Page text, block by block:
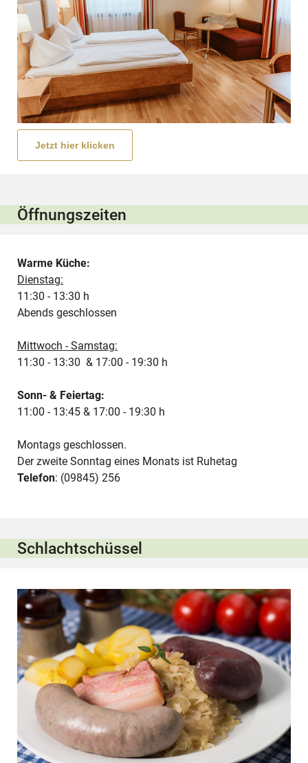
Jetzt hier klicken
Öffnungszeiten
Warme Küche:
Dienstag:
11:30 - 13:30 h
Abends geschlossen
Mittwoch - Samstag:
11:30 - 13:30 & 17:00 - 19:30 h
Sonn- & Feiertag:
11:00 - 13:45 & 17:00 - 19:30 h
Montags geschlossen.
Der zweite Sonntag eines Monats ist Ruhetag
Telefon: (09845) 256
Schlachtschüssel